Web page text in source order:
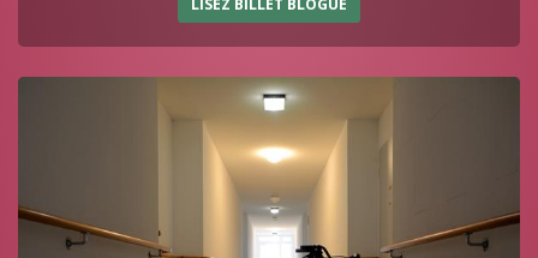
LISEZ BILLET BLOGUE